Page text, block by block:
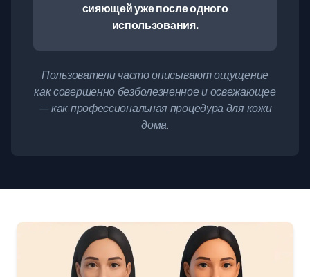
сияющей уже после одного
использования.
Пользователи часто описывают ощущение
как совершенно безболезненное и освежающее
— как профессиональная процедура для кожи
дома.